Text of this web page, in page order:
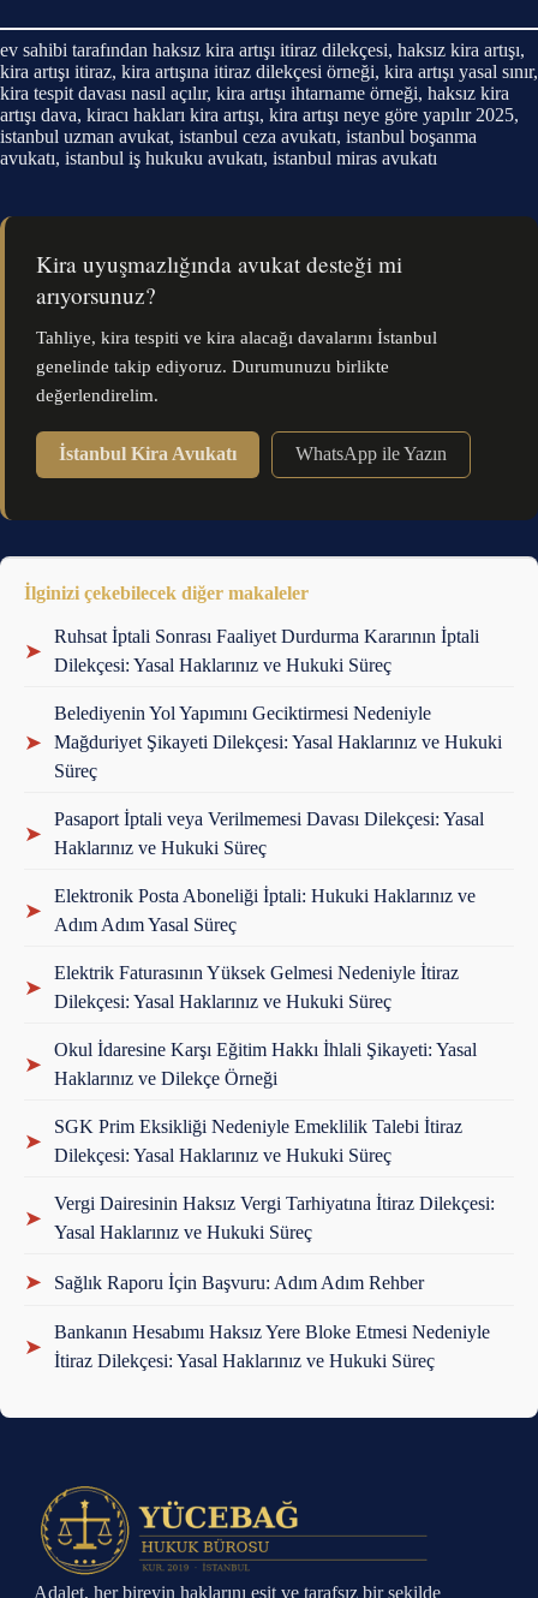
ev sahibi tarafından haksız kira artışı itiraz dilekçesi, haksız kira artışı,
kira artışı itiraz, kira artışına itiraz dilekçesi örneği, kira artışı yasal sınır,
kira tespit davası nasıl açılır, kira artışı ihtarname örneği, haksız kira
artışı dava, kiracı hakları kira artışı, kira artışı neye göre yapılır 2025,
istanbul uzman avukat, istanbul ceza avukatı, istanbul boşanma
avukatı, istanbul iş hukuku avukatı, istanbul miras avukatı
Kira uyuşmazlığında avukat desteği mi
arıyorsunuz?
Tahliye, kira tespiti ve kira alacağı davalarını İstanbul
genelinde takip ediyoruz. Durumunuzu birlikte
değerlendirelim.
İstanbul Kira Avukatı WhatsApp ile Yazın
İlginizi çekebilecek diğer makaleler
➤
Ruhsat İptali Sonrası Faaliyet Durdurma Kararının İptali
Dilekçesi: Yasal Haklarınız ve Hukuki Süreç
➤
Belediyenin Yol Yapımını Geciktirmesi Nedeniyle
Mağduriyet Şikayeti Dilekçesi: Yasal Haklarınız ve Hukuki
Süreç
➤
Pasaport İptali veya Verilmemesi Davası Dilekçesi: Yasal
Haklarınız ve Hukuki Süreç
➤
Elektronik Posta Aboneliği İptali: Hukuki Haklarınız ve
Adım Adım Yasal Süreç
➤
Elektrik Faturasının Yüksek Gelmesi Nedeniyle İtiraz
Dilekçesi: Yasal Haklarınız ve Hukuki Süreç
➤
Okul İdaresine Karşı Eğitim Hakkı İhlali Şikayeti: Yasal
Haklarınız ve Dilekçe Örneği
➤
SGK Prim Eksikliği Nedeniyle Emeklilik Talebi İtiraz
Dilekçesi: Yasal Haklarınız ve Hukuki Süreç
➤
Vergi Dairesinin Haksız Vergi Tarhiyatına İtiraz Dilekçesi:
Yasal Haklarınız ve Hukuki Süreç
➤ Sağlık Raporu İçin Başvuru: Adım Adım Rehber
➤
Bankanın Hesabımı Haksız Yere Bloke Etmesi Nedeniyle
İtiraz Dilekçesi: Yasal Haklarınız ve Hukuki Süreç
Adalet, her bireyin haklarını eşit ve tarafsız bir şekilde